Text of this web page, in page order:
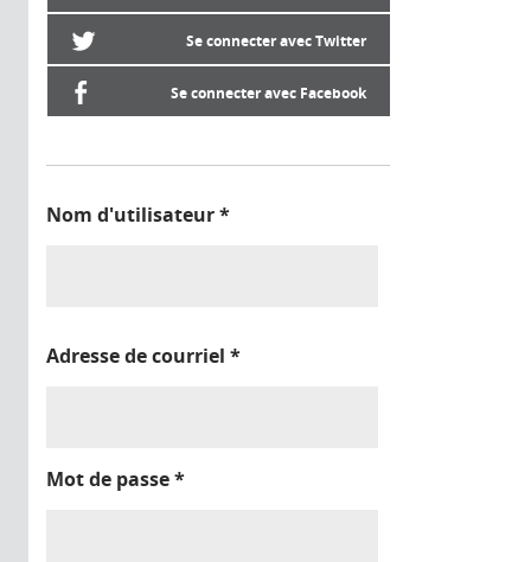
Se connecter avec Twitter
Se connecter avec Facebook
Nom d'utilisateur*
Adresse de courriel *
Mot de passe*